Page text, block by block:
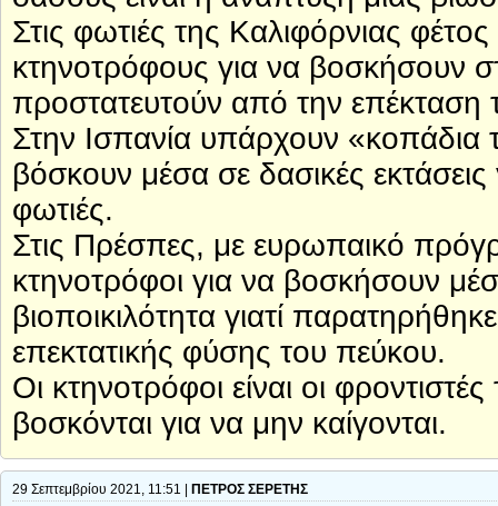
Στις φωτιές της Καλιφόρνιας
κτηνοτρόφους για να βοσκήσουν
προστατευτούν από την επέκταση
Στην Ισπανία υπάρχουν
βόσκουν μέσα σε δασικές
φωτιές.
Στις Πρέσπες, με ευρωπαικό
κτηνοτρόφοι για να βοσκήσουν
βιοποικιλότητα γιατί
επεκτατικής φύσης του πεύκου.
Οι κτηνοτρόφοι είναι οι
βοσκόνται για να μην καίγονται.
29 Σεπτεμβρίου 2021, 11:51 | ΠΕΤΡΟΣ ΣΕΡΕΤΗΣ